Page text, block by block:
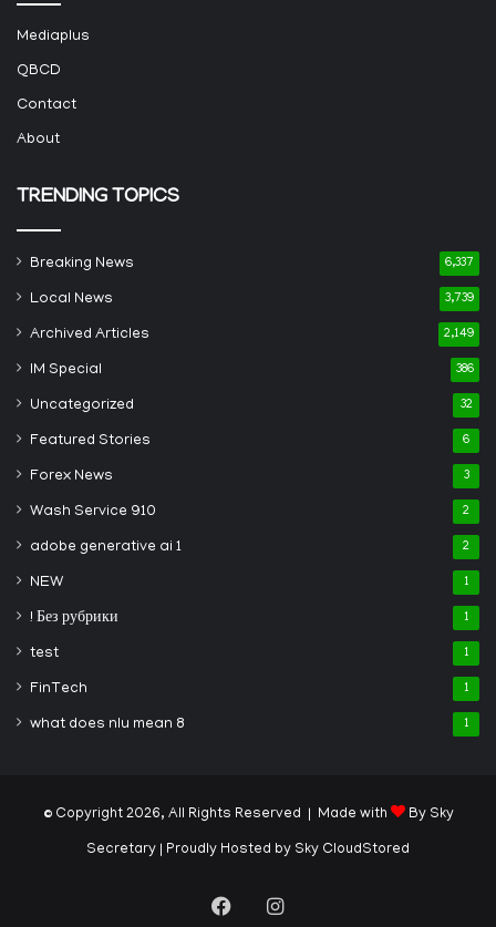
Mediaplus
QBCD
Contact
About
TRENDING TOPICS
Breaking News 6,337
Local News 3,739
Archived Articles 2,149
IM Special 386
Uncategorized 32
Featured Stories 6
Forex News 3
Wash Service 910 2
adobe generative ai 1 2
NEW 1
! Без рубрики 1
test 1
FinTech 1
what does nlu mean 8 1
© Copyright 2026, All Rights Reserved | Made with By Sky
Secretary | Proudly Hosted by Sky CloudStored
FacebookInstagram